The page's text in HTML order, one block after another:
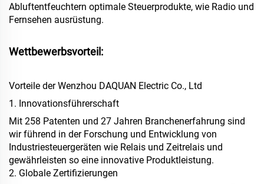
Abluftentfeuchtern optimale Steuerprodukte, wie Radio und
Fernsehen ausrüstung.
Wettbewerbsvorteil:
Vorteile der Wenzhou DAQUAN Electric Co., Ltd
1. Innovationsführerschaft
Mit 258 Patenten und 27 Jahren Branchenerfahrung sind
wir führend in der Forschung und Entwicklung von
Industriesteuergeräten wie Relais und Zeitrelais und
gewährleisten so eine innovative Produktleistung.
2. Globale Zertifizierungen